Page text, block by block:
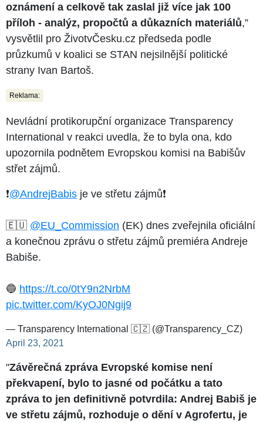
oznámení a celkově tak zaslal již více jak 100
příloh - analýz, propočtů a důkazních materiálů,”
vysvětlil pro ŽivotvČesku.cz předseda podle
průzkumů v koalici se STAN nejsilnější politické
strany Ivan Bartoš.
Reklama:
Nevládní protikorupční organizace Transparency
International v reakci uvedla, že to byla ona, kdo
upozornila podnětem Evropskou komisi na Babišův
střet zájmů.
❗️@AndrejBabis je ve střetu zájmů❗️
🇪🇺 @EU_Commission (EK) dnes zveřejnila oficiální
a konečnou zprávu o střetu zájmů premiéra Andreje
Babiše.
🔵 https://t.co/0tY9n2NrbM
pic.twitter.com/KyOJ0Ngij9
— Transparency International 🇨🇿 (@Transparency_CZ)
April 23, 2021
"Závěrečná zpráva Evropské komise není
překvapení, bylo to jasné od počátku a tato
zpráva to jen definitivně potvrdila: Andrej Babiš je
ve střetu zájmů, rozhoduje o dění v Agrofertu, je